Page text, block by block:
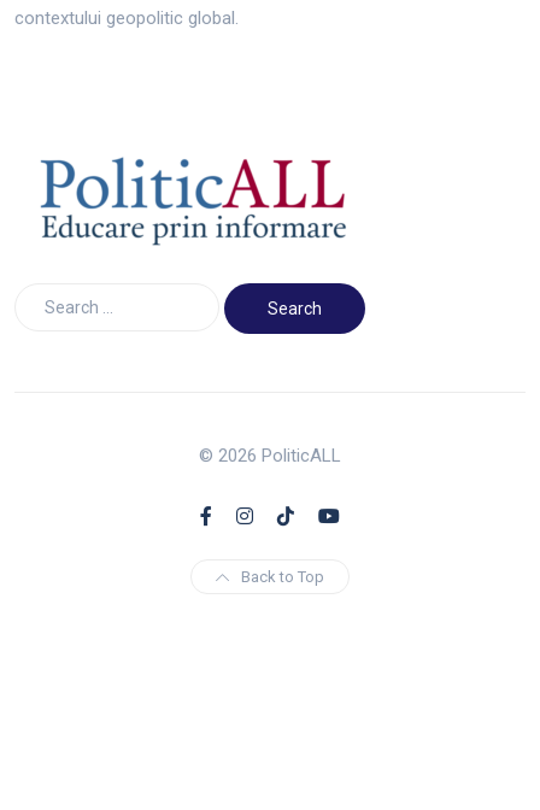
contextului geopolitic global.
© 2026 PoliticALL
Back to Top